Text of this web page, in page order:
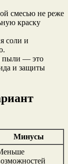
смесью не реже
краску
соли и
пыли — это
и защиты
Минусы